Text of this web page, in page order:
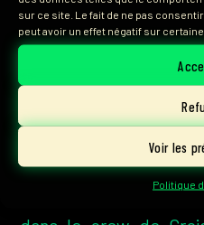
sur ce site. Le fait de ne pas
peut avoir un effet négatif sur
Voir les
Politique
Et on aurait
développer la scène
des joueuses de
Après plusieurs
nombreux tournois,